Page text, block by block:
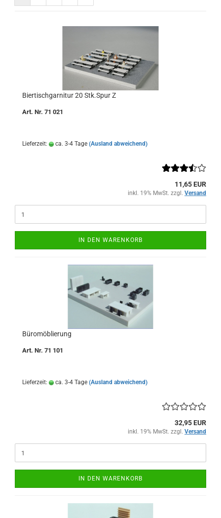
Biertischgarnitur 20 Stk.Spur Z
Art. Nr. 71 021
Lieferzeit: ca. 3-4 Tage (Ausland abweichend)
11,65 EUR
inkl. 19% MwSt. zzgl. Versand
IN DEN WARENKORB
Büromöblierung
Art. Nr. 71 101
Lieferzeit: ca. 3-4 Tage (Ausland abweichend)
32,95 EUR
inkl. 19% MwSt. zzgl. Versand
IN DEN WARENKORB